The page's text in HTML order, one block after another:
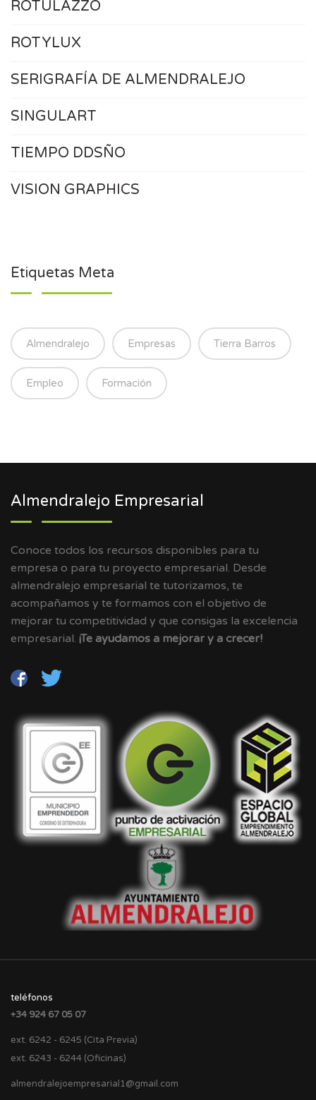
ROTULAZZO
ROTYLUX
SERIGRAFÍA DE ALMENDRALEJO
SINGULART
TIEMPO DDSÑO
VISION GRAPHICS
Etiquetas Meta
Almendralejo Empresas Tierra Barros
Empleo Formación
Almendralejo Empresarial
Conoce todos los recursos disponibles para tu
empresa o para tu proyecto empresarial. Desde
almendralejo empresarial te tutorizamos, te
acompañamos y te formamos con el objetivo de
mejorar tu competitividad y que consigas la excelencia
empresarial. ¡Te ayudamos a mejorar y a crecer!
teléfonos
+34 924 67 05 07
ext. 6242 - 6245 (Cita Previa)
ext. 6243 - 6244 (Oficinas)
almendralejoempresarial1@gmail.com